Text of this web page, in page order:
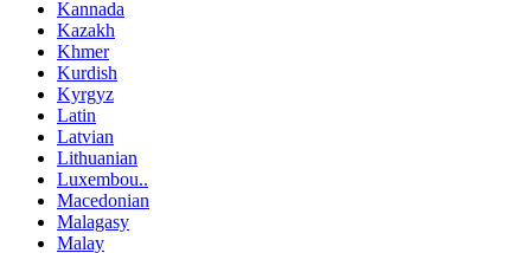
Kannada
Kazakh
Khmer
Kurdish
Kyrgyz
Latin
Latvian
Lithuanian
Luxembou..
Macedonian
Malagasy
Malay